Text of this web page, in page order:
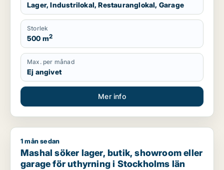
Lager, Industrilokal, Restauranglokal, Garage
Storlek
500 m2
Max. per månad
Ej angivet
Mer info
Mashal söker lager, butik, showroom eller garage för
1 mån sedan
Mashal söker lager, butik, showroom eller
garage för uthyrning i Stockholms län